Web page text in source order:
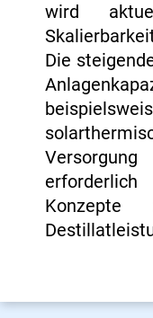
wird
Die